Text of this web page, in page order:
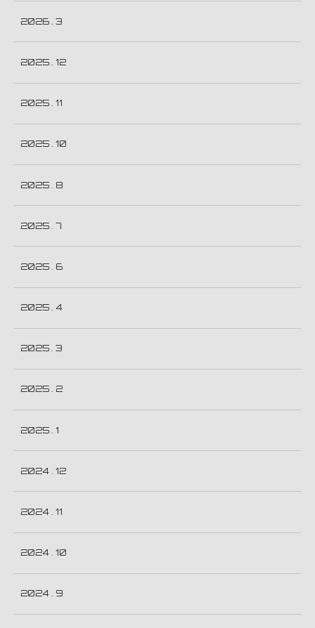
2026 . 3
2025 . 12
2025 . 11
2025 . 10
2025 . 8
2025 . 7
2025 . 6
2025 . 4
2025 . 3
2025 . 2
2025 . 1
2024 . 12
2024 . 11
2024 . 10
2024 . 9